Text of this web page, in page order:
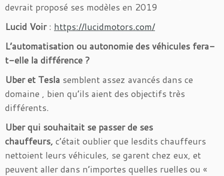
devrait proposé ses modèles en 2019
Lucid Voir: https://lucidmotors.com/
L’automatisation ou autonomie des véhicules fera-
t-elle la différence ?
Uber et Tesla semblent assez avancés dans ce
domaine , bien qu’ils aient des objectifs très
différents.
Uber qui souhaitait se passer de ses
chauffeurs, c’était oublier que lesdits chauffeurs
nettoient leurs véhicules, se garent chez eux, et
peuvent aller dans n’importes quelles ruelles ou «